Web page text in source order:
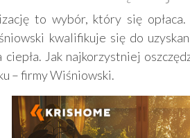
to wybór, który się
kwalifikuje się do
Jak najkorzystniej
– firmy Wiśniowski.